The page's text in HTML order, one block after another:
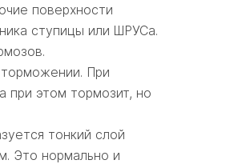
поверхности
ступицы или ШРУСа.
При
при этом тормозит, но
тонкий слой
Это нормально и